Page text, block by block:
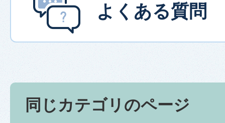
よくある質問
同じカテゴリのページ